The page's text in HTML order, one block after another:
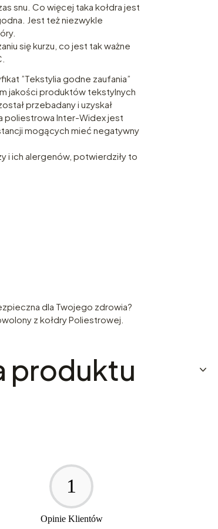
snu. Co więcej taka kołdra jest
Jest też niezwykle
się kurzu, co jest tak ważne
”Tekstylia godne zaufania”
jakości produktów tekstylnych
przebadany i uzyskał
poliestrowa Inter-Widex jest
mogących mieć negatywny
i ich alergenów, potwierdziły to
dla Twojego zdrowia?
z kołdry Poliestrowej.
produktu
1
Opinie Klientów